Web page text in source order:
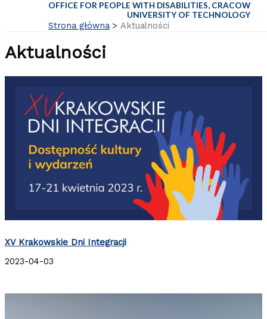
OFFICE FOR PEOPLE WITH DISABILITIES, CRACOW
UNIVERSITY OF TECHNOLOGY
Strona główna Aktualności
Aktualności
XV Krakowskie Dni Integracji
2023-04-03